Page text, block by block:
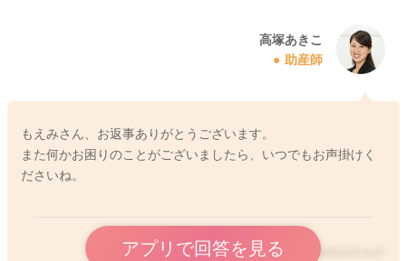
高塚あきこ
助産師
もえみさん、お返事ありがとうございます。
また何かお困りのことがございましたら、いつでもお声掛けく
ださいね。
アプリで回答を見る 2026/1/15 6:27